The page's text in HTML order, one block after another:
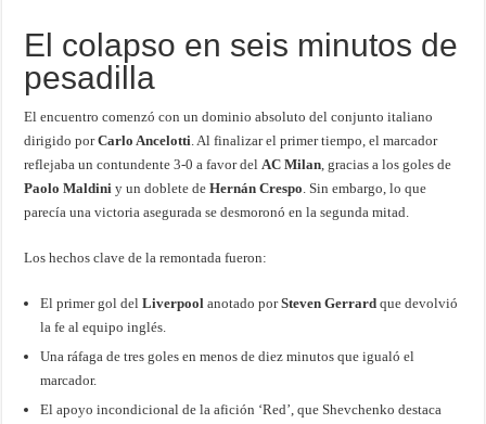
El colapso en seis minutos de
pesadilla
El encuentro comenzó con un dominio absoluto del conjunto italiano
dirigido porCarlo Ancelotti. Al finalizar el primer tiempo, el marcador
reflejaba un contundente 3-0 a favor delAC Milan, gracias a los goles de
Paolo Maldini y un doblete deHernán Crespo. Sin embargo, lo que
parecía una victoria asegurada se desmoronó en la segunda mitad.
Los hechos clave de la remontada fueron:
El primer gol delLiverpool anotado porSteven Gerrard que devolvió
la fe al equipo inglés.
Una ráfaga de tres goles en menos de diez minutos que igualó el
marcador.
El apoyo incondicional de la afición ‘Red’, que Shevchenko destaca